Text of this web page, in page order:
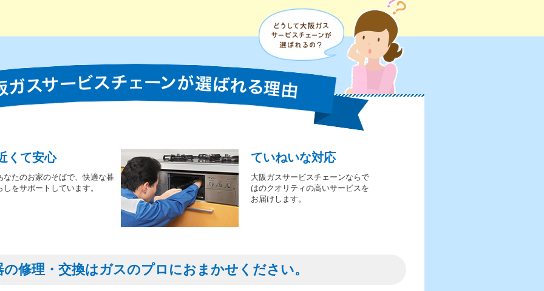
くて安心
なたのお家のそばで、快適な暮
しをサポートしています。
ていねいな対応
大阪ガスサービスチェーンならで
はのクオリティの高いサービスを
お届けします。
の修理・交換はガスのプロにおまかせください。